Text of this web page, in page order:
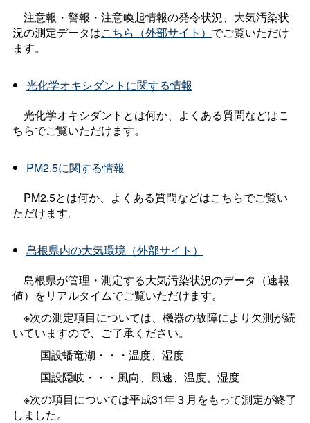
注意報・警報・注意喚起情報の発令状況、大気汚染状
況の測定データはこちら（外部サイト） でご覧いただけ
ます。
光化学オキシダントに関する情報
光化学オキシダントとは何か、よくある質問などはこ
ちらでご覧いただけます。
PM2.5に関する情報
PM2.5とは何か、よくある質問などはこちらでご覧い
ただけます。
島根県内の大気環境（外部サイト）
島根県が管理・測定する大気汚染状況のデータ（速報
値）をリアルタイムでご覧いただけます。
※次の測定項目については、機器の故障により欠測が続
いていますので、ご了承ください。
国設蟠竜湖・・・温度、湿度
国設隠岐・・・風向、風速、温度、湿度
※次の項目については平成31年３月をもって測定が終了
しました。